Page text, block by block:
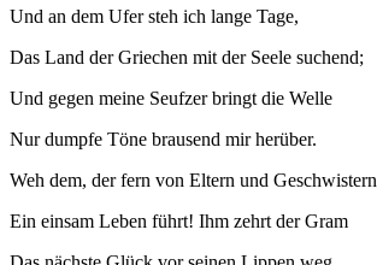
Und an dem Ufer steh ich lange Tage,
Das Land der Griechen mit der Seele suchend;
Und gegen meine Seufzer bringt die Welle
Nur dumpfe Töne brausend mir herüber.
Weh dem, der fern von Eltern und Geschwistern
Ein einsam Leben führt! Ihm zehrt der Gram